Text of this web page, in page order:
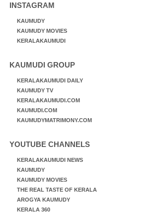
INSTAGRAM
KAUMUDY
KAUMUDY MOVIES
KERALAKAUMUDI
KAUMUDI GROUP
KERALAKAUMUDI DAILY
KAUMUDY TV
KERALAKAUMUDI.COM
KAUMUDI.COM
KAUMUDYMATRIMONY.COM
YOUTUBE CHANNELS
KERALAKAUMUDI NEWS
KAUMUDY
KAUMUDY MOVIES
THE REAL TASTE OF KERALA
AROGYA KAUMUDY
KERALA 360